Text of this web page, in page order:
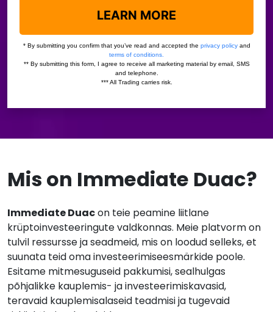
Mis on Immediate Duac?
Immediate Duacon teie peamine liitlane
krüptoinvesteeringute valdkonnas. Meie platvorm on
tulvil ressursse ja seadmeid, mis on loodud selleks, et
suunata teid oma investeerimiseesmärkide poole.
Esitame mitmesuguseid pakkumisi, sealhulgas
põhjalikke kauplemis- ja investeerimiskavasid,
teravaid kauplemisalaseid teadmisi ja tugevaid